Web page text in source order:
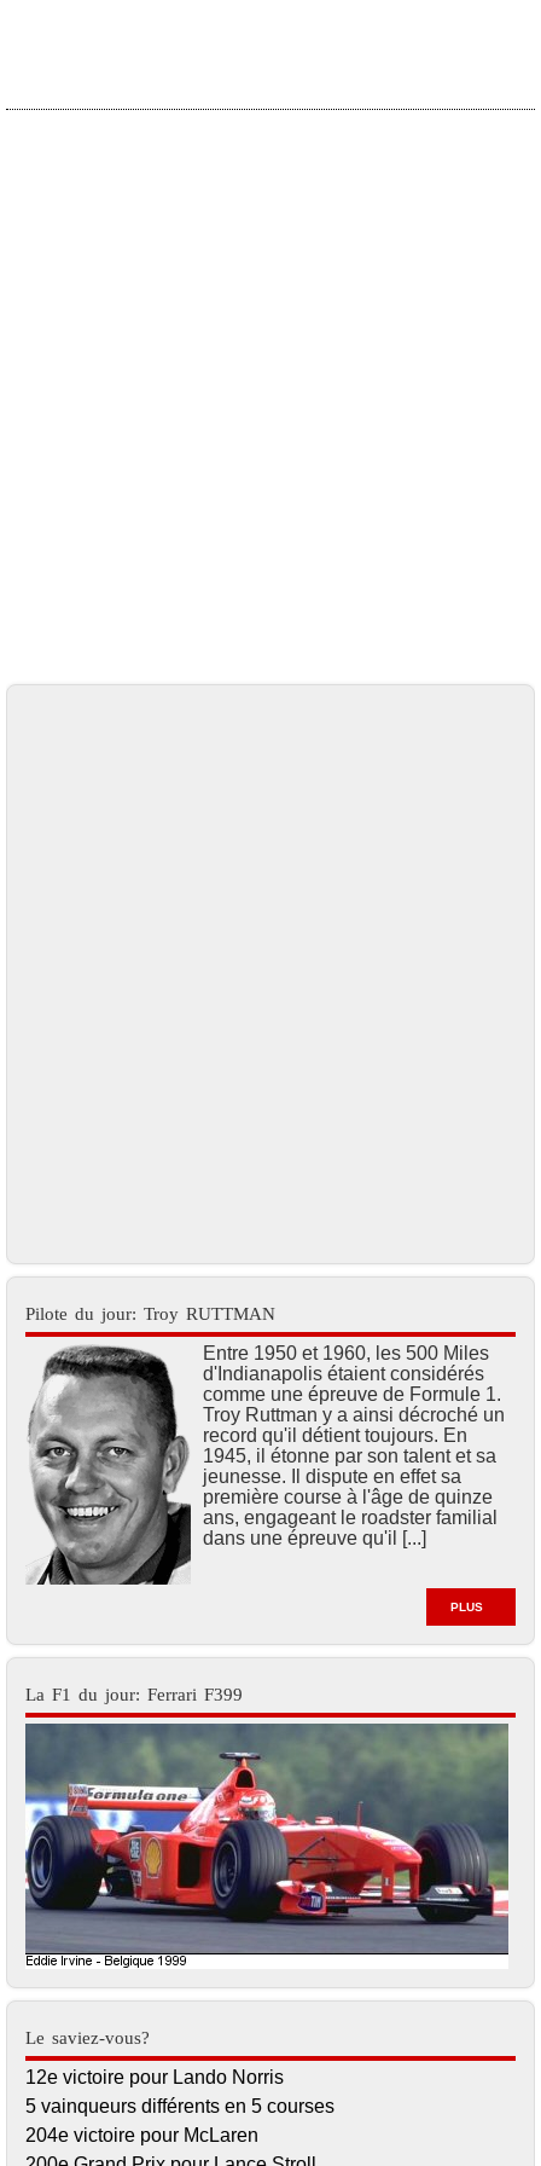
Pilote du jour: Troy RUTTMAN
Entre 1950 et 1960, les 500 Miles
d'Indianapolis étaient considérés
comme une épreuve de Formule 1.
Troy Ruttman y a ainsi décroché un
record qu'il détient toujours. En
1945, il étonne par son talent et sa
jeunesse. Il dispute en effet sa
première course à l'âge de quinze
ans, engageant le roadster familial
dans une épreuve qu'il [...]
PLUS
La F1 du jour: Ferrari F399
Le saviez-vous?
12e victoire pour Lando Norris
5 vainqueurs différents en 5 courses
204e victoire pour McLaren